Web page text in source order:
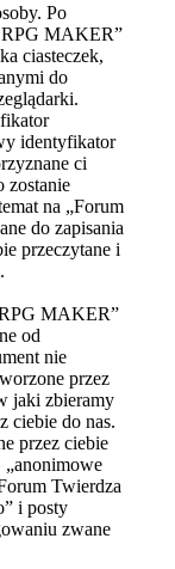
Po
RPG MAKER”
ciasteczek,
do
identyfikator
ci
zostanie
na „Forum
do zapisania
przeczytane i
MAKER”
od
nie
przez
jaki zbieramy
ciebie do nas.
przez ciebie
Twierdza
i posty
zwane